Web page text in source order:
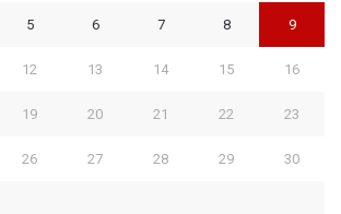
5 6 7 8 9
12 13 14 15 16
19 20 21 22 23
26 27 28 29 30